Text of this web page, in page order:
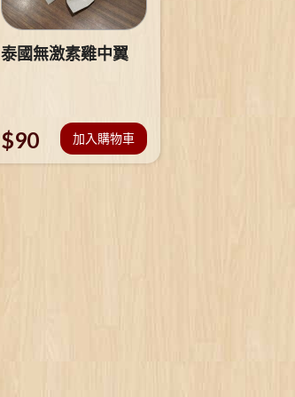
泰國無激素雞中翼
$90 加入購物車